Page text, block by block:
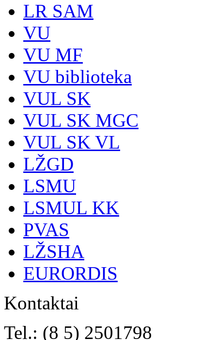
LR SAM
VU
VU MF
VU biblioteka
VUL SK
VUL SK MGC
VUL SK VL
LŽGD
LSMU
LSMUL KK
PVAS
LŽSHA
EURORDIS
Kontaktai
Tel.: (8 5) 2501798